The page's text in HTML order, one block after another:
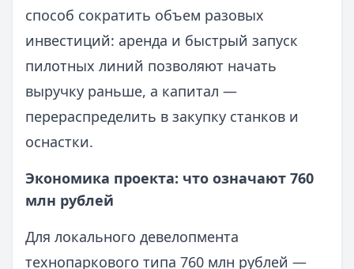
способ сократить объем разовых
инвестиций: аренда и быстрый запуск
пилотных линий позволяют начать
выручку раньше, а капитал —
перераспределить в закупку станков и
оснастки.
Экономика проекта: что означают 760
млн рублей
Для локального девелопмента
технопаркового типа 760 млн рублей —